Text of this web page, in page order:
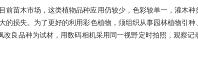
前苗木市场，这类植物品种应用仍较少，色彩较单一，灌木
损失。为了更好的利用彩色植物，须组织从事园林植物引
改良品种为试材，用数码相机采用同一视野定时拍照，观察